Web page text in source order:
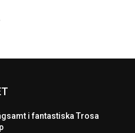
i fantastiska Trosa